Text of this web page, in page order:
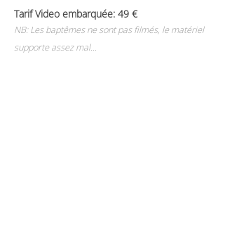
Tarif Video embarquée: 49
NB: Les baptêmes ne sont pas filmés, le matériel
supporte assez mal...